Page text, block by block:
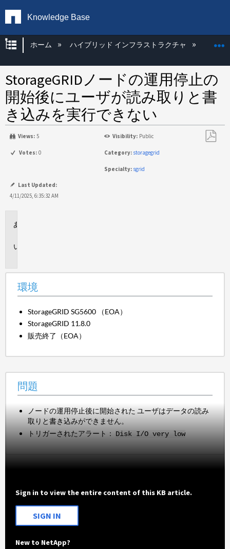
Knowledge Base
グローバル階層を展開/折りたたむ
ホーム ハイブリッド インフラストラクチャ
StorageGRIDノードの運用停止の
開始後にユーザが読み取りと書
き込みを実行できない
Views: 5 Visibility: Public
Votes: 0 Category: storagegrid
Specialty: sgrid
Last Updated:
4/11/2025, 6:35:32 AM
環境
StorageGRID SG5600 （EOA）
StorageGRID 11.8.0
販売終了（EOA）
問題
ノードの運用停止後に開始された ユーザはデータの読み
取りと書き込みができません。
トリガーされたアラート： Disk I/O very low
Sign in to view the entire content of this KB article.
SIGN IN
New to NetApp?